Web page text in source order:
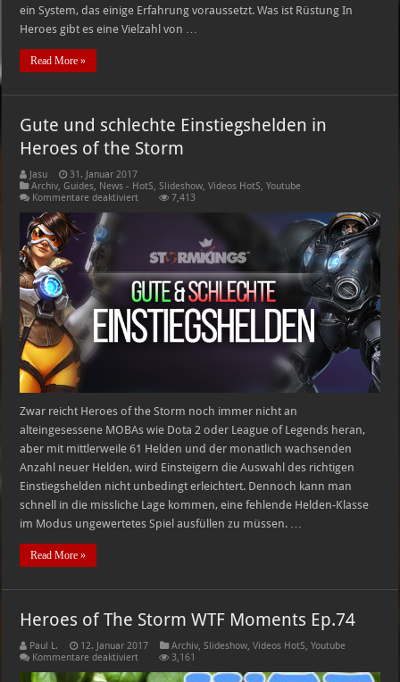
ein System, das einige Erfahrung voraussetzt. Was ist Rüstung In
Heroes gibt es eine Vielzahl von …
Read More »
Gute und schlechte Einstiegshelden in
Heroes of the Storm
Jasu
31. Januar 2017
Archiv,Guides, News - HotS,Slideshow,Videos HotS,Youtube
Kommentare deaktiviertfür
Einstiegshelden
Heroes
of
the
Storm
7,413
Zwar reicht Heroes of the Storm noch immer nicht an
alteingesessene MOBAs wie Dota 2 oder League of Legends heran,
aber mit mittlerweile 61 Helden und der monatlich wachsenden
Anzahl neuer Helden, wird Einsteigern die Auswahl des richtigen
Einstiegshelden nicht unbedingt erleichtert. Dennoch kann man
schnell in die missliche Lage kommen, eine fehlende Helden-Klasse
im Modus ungewertetes Spiel ausfüllen zu müssen. …
Read More »
Heroes of The Storm WTF Moments Ep.74
Paul L. 12. Januar 2017 Archiv,Slideshow,Videos HotS,Youtube
Kommentare deaktiviertfür
3,161